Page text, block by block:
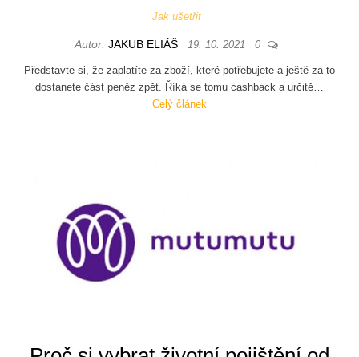
Jak ušetřit
Autor: JAKUB ELIÁŠ 19. 10. 2021 0
Představte si, že zaplatíte za zboží, které potřebujete a ještě za to
dostanete část peněz zpět. Říká se tomu cashback a určitě…
Celý článek